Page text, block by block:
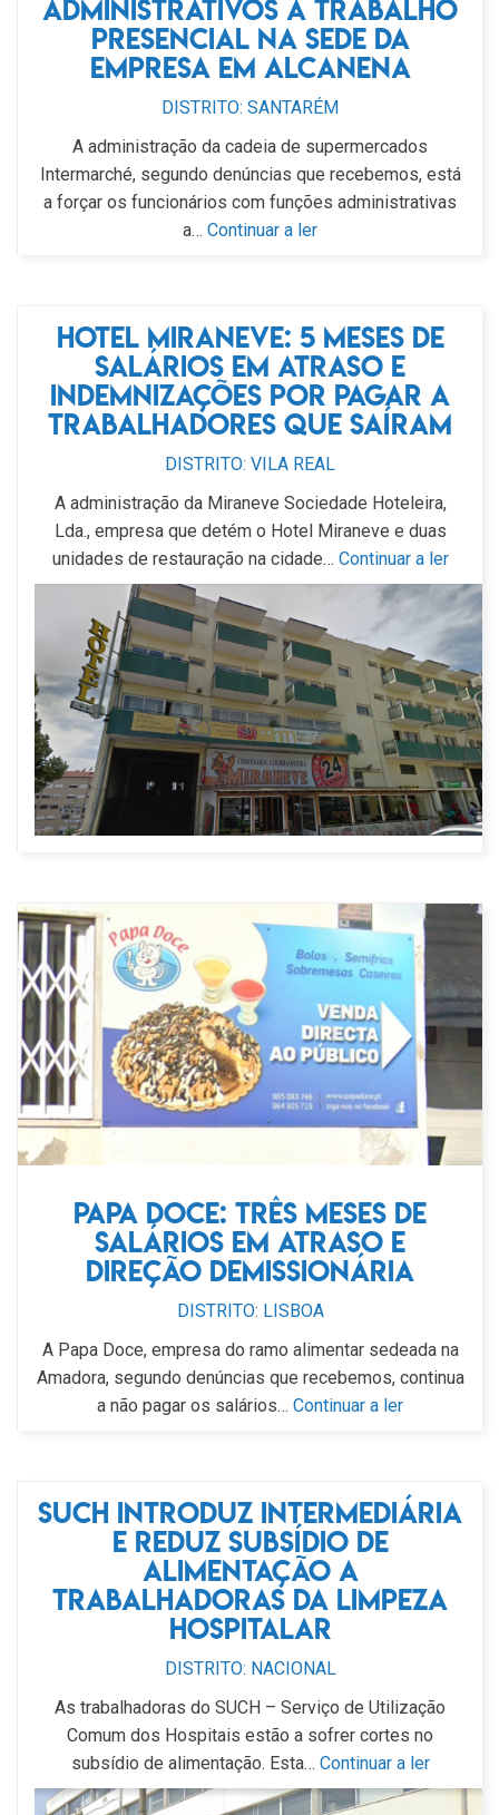
administrativos a trabalho
presencial na sede da
empresa em Alcanena
DISTRITO: SANTARÉM
A administração da cadeia de supermercados
Intermarché, segundo denúncias que recebemos, está
a forçar os funcionários com funções administrativas
a… Continuar a ler
Hotel Miraneve: 5 meses de
salários em atraso e
indemnizações por pagar a
trabalhadores que saíram
DISTRITO: VILA REAL
A administração da Miraneve Sociedade Hoteleira,
Lda., empresa que detém o Hotel Miraneve e duas
unidades de restauração na cidade… Continuar a ler
Papa doce: três meses de
salários em atraso e
direção demissionária
DISTRITO: LISBOA
A Papa Doce, empresa do ramo alimentar sedeada na
Amadora, segundo denúncias que recebemos, continua
a não pagar os salários… Continuar a ler
SUCH introduz intermediária
e reduz subsídio de
alimentação a
trabalhadoras da limpeza
hospitalar
DISTRITO: NACIONAL
As trabalhadoras do SUCH – Serviço de Utilização
Comum dos Hospitais estão a sofrer cortes no
subsídio de alimentação. Esta… Continuar a ler